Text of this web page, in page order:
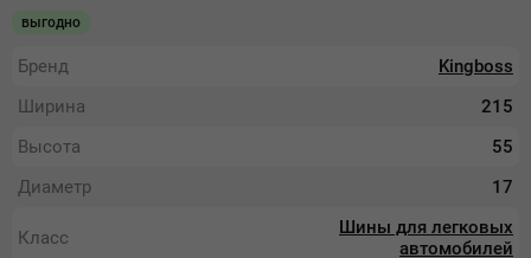
выгодно
Бренд
Kingboss
Ширина
215
Высота
55
Диаметр
17
Класс
Шины для легковых
автомобилей